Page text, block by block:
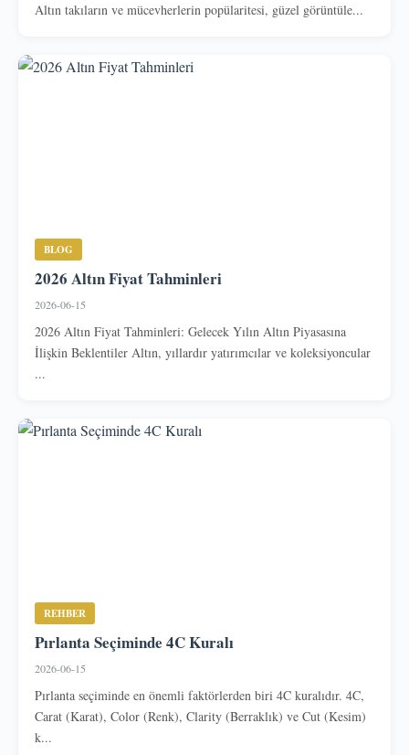
Altın takıların ve mücevherlerin popülaritesi, güzel görüntüle...
BLOG
2026 Altın Fiyat Tahminleri
2026-06-15
2026 Altın Fiyat Tahminleri: Gelecek Yılın Altın Piyasasına
İlişkin Beklentiler Altın, yıllardır yatırımcılar ve koleksiyoncular
...
REHBER
Pırlanta Seçiminde 4C Kuralı
2026-06-15
Pırlanta seçiminde en önemli faktörlerden biri 4C kuralıdır. 4C,
Carat (Karat), Color (Renk), Clarity (Berraklık) ve Cut (Kesim)
k...